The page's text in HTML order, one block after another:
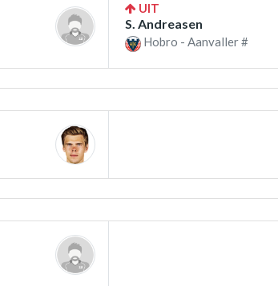
UIT
S. Andreasen
Hobro - Aanvaller #